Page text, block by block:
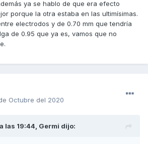
ya se hablo de que era efecto
porque la otra estaba en las ultimísimas.
electrodos y de 0.70 mm que tendría
de 0.95 que ya es, vamos que no
Octubre del 2020
las 19:44, Germi dijo: